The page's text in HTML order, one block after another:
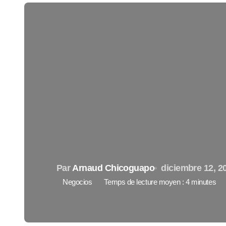
Par Arnaud Chicoguapo diciembre 12,
Negocios Temps de lecture moyen : 4 minutes